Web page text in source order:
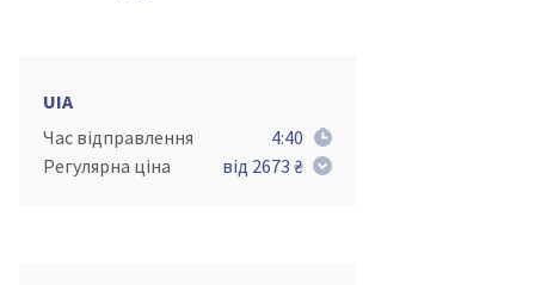
UIA
Час відправлення
4:40
Регулярна ціна
від 2673 ₴